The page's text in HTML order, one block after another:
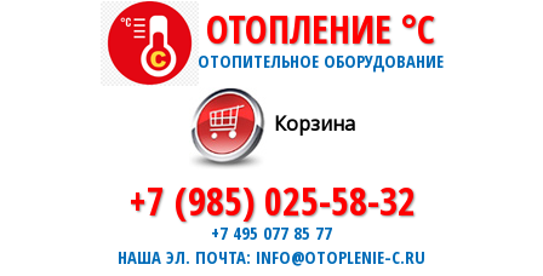
ОТОПЛЕНИЕ °C
ОТОПИТЕЛЬНОЕ ОБОРУДОВАНИЕ
Корзина
+7 (985) 025-58-32
+7 495 077 85 77
НАША ЭЛ. ПОЧТА: INFO@OTOPLENIE-C.RU